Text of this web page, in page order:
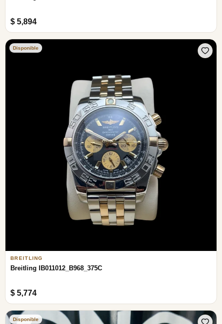
$ 5,894
Disponible
BREITLING
Breitling IB011012_B968_375C
$ 5,774
Disponible